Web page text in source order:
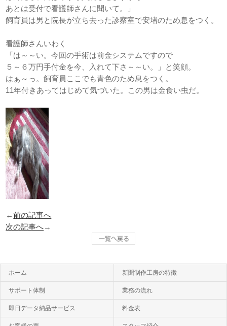
あとは受付で看護師さんに聞いて。」
飼育員は男と院長が立ち去った診察室で安堵のため息をつく。
看護師さんいわく
「は～～い。今回の手術は前金システムですので
５～６万円手付金を今、入れて下さ～～い。」と笑顔。
はぁ～っ。飼育員ここでも青色のため息をつく。
11年付きあってはじめて気づいた。この男は金食い虫だ。
←前の記事へ
次の記事へ→
ホーム 新聞制作工房の特徴
サポート体制 業務の流れ
即日データ納品サービス 料金表